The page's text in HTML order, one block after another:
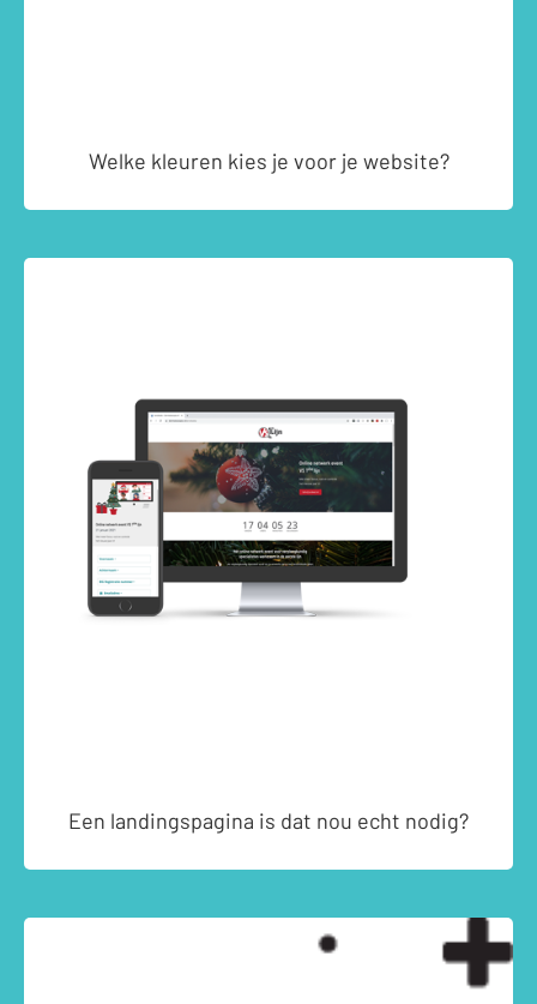
Welke kleuren kies je voor je website?
Een landingspagina is dat nou echt nodig?